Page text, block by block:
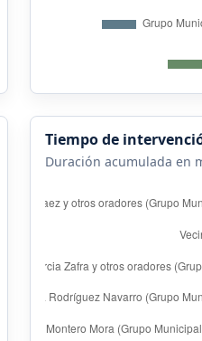
Tiempo de
Duración acumulada en